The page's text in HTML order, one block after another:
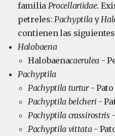
familia Procellariidae.
petreles: Pachyptilay
contienen las
Halobaena
Halobaenacaerulea-
Pachyptila
Pachyptila turtur-
Pachyptila belcheri -
Pachyptila crassirostris
Pachyptila vittata-